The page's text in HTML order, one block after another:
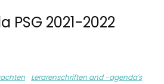
PSG 2021-2022
Lerarenschriften and -agenda's